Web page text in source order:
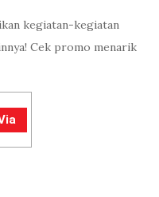
kegiatan-kegiatan
Cek promo menarik